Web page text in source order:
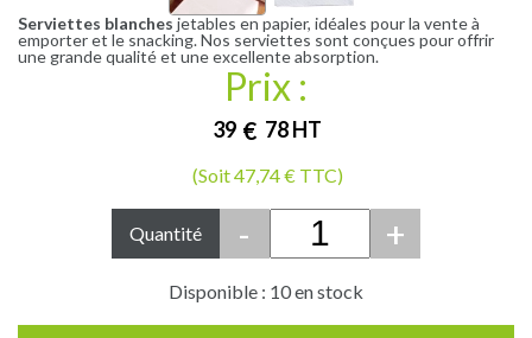
Serviettes blanches jetables en papier, idéales pour la vente à
emporter et le snacking. Nos serviettes sont conçues pour offrir
une grande qualité et une excellente absorption.
Prix :
39 € 78HT
(Soit 47,74 € TTC)
Quantité - +
Disponible : 10 en stock